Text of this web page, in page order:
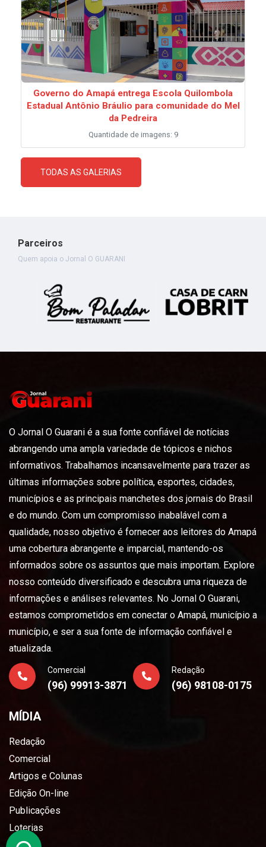
Governo do Amapá entrega Escola Quilombola
Estadual Antônio Bráulio para comunidade do Mel
da Pedreira
Quantidade de imagens: 9
TODAS AS GALERIAS
Parceiros
Quem apoia o Jornal O GUARANI
O Jornal O Guarani é a sua fonte confiável de notícias
abrangendo uma ampla variedade de tópicos e nichos
informativos. Trabalhamos incansavelmente para trazer as
últimas informações sobre política, esportes, cidades,
municípios e as principais manchetes dos jornais do Brasil
e do mundo. Com um compromisso inabalável com a
qualidade, nosso objetivo é fornecer aos leitores do Amapá
uma cobertura abrangente e imparcial, mantendo-os
informados sobre os assuntos que mais importam. Explore
nosso conteúdo diversificado e descubra uma riqueza de
informações e análises relevantes. No Jornal O Guarani,
estamos comprometidos em conectar o Amapá, município a
município, e ser a sua fonte de informação confiável e
atualizada.
Comercial
(96) 99913-3871
Redação
(96) 98108-0175
MÍDIA
Redação
Comercial
Artigos e Colunas
Edição On-line
Publicações
Loterias